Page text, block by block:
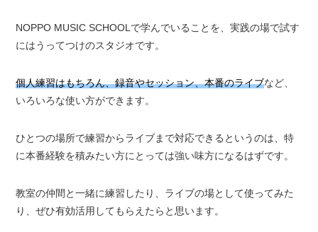
NOPPO MUSIC SCHOOLで学んでいることを、実践の場で試す
にはうってつけのスタジオです。
個人練習はもちろん、録音やセッション、本番のライブなど、
いろいろな使い方ができます。
ひとつの場所で練習からライブまで対応できるというのは、特
に本番経験を積みたい方にとっては強い味方になるはずです。
教室の仲間と一緒に練習したり、ライブの場として使ってみた
り、ぜひ有効活用してもらえたらと思います。